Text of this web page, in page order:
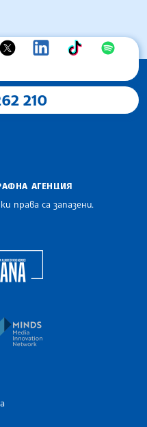
210
АГЕНЦИЯ
права са запазени.
of the Balkan News Agencies